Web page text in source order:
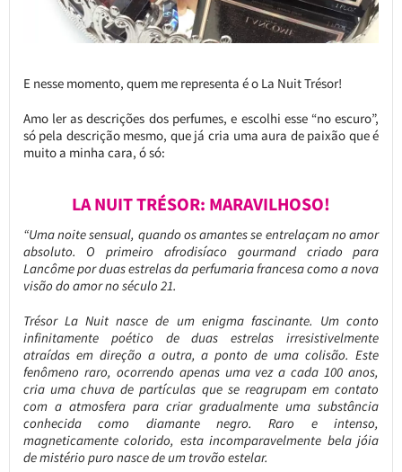
E nesse momento, quem me representa é o La Nuit Trésor!
Amo ler as descrições dos perfumes, e escolhi esse “no escuro”,
só pela descrição mesmo, que já cria uma aura de paixão que é
muito a minha cara, ó só:
LA NUIT TRÉSOR: MARAVILHOSO!
“Uma noite sensual, quando os amantes se entrelaçam no amor
absoluto. O primeiro afrodisíaco gourmand criado para
Lancôme por duas estrelas da perfumaria francesa como a nova
visão do amor no século 21.
Trésor La Nuit nasce de um enigma fascinante. Um conto
infinitamente poético de duas estrelas irresistivelmente
atraídas em direção a outra, a ponto de uma colisão. Este
fenômeno raro, ocorrendo apenas uma vez a cada 100 anos,
cria uma chuva de partículas que se reagrupam em contato
com a atmosfera para criar gradualmente uma substância
conhecida como diamante negro. Raro e intenso,
magneticamente colorido, esta incomparavelmente bela jóia
de mistério puro nasce de um trovão estelar.